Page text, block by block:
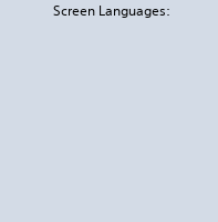
Screen Languages: